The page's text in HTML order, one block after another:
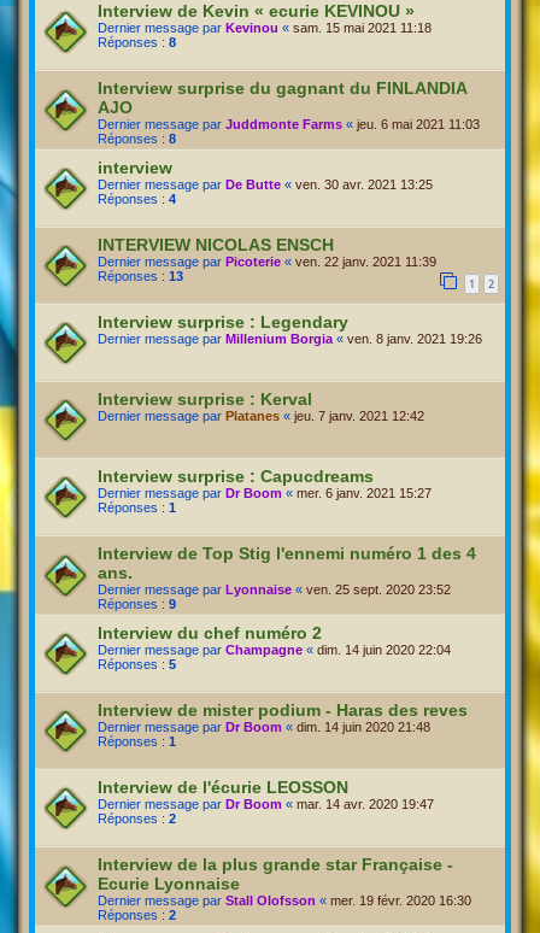
Interview de Kevin « ecurie KEVINOU »
Dernier message par Kevinou « sam. 15 mai 2021 11:18
Réponses : 8
Interview surprise du gagnant du FINLANDIA
AJO
Dernier message par Juddmonte Farms « jeu. 6 mai 2021 11:03
Réponses : 8
interview
Dernier message par De Butte « ven. 30 avr. 2021 13:25
Réponses : 4
INTERVIEW NICOLAS ENSCH
Dernier message par Picoterie « ven. 22 janv. 2021 11:39
Réponses : 13 1 2
Interview surprise : Legendary
Dernier message par Millenium Borgia « ven. 8 janv. 2021 19:26
Interview surprise : Kerval
Dernier message par Platanes « jeu. 7 janv. 2021 12:42
Interview surprise : Capucdreams
Dernier message par Dr Boom « mer. 6 janv. 2021 15:27
Réponses : 1
Interview de Top Stig l'ennemi numéro 1 des 4
ans.
Dernier message par Lyonnaise « ven. 25 sept. 2020 23:52
Réponses : 9
Interview du chef numéro 2
Dernier message par Champagne « dim. 14 juin 2020 22:04
Réponses : 5
Interview de mister podium - Haras des reves
Dernier message par Dr Boom « dim. 14 juin 2020 21:48
Réponses : 1
Interview de l'écurie LEOSSON
Dernier message par Dr Boom « mar. 14 avr. 2020 19:47
Réponses : 2
Interview de la plus grande star Française -
Ecurie Lyonnaise
Dernier message par Stall Olofsson « mer. 19 févr. 2020 16:30
Réponses : 2